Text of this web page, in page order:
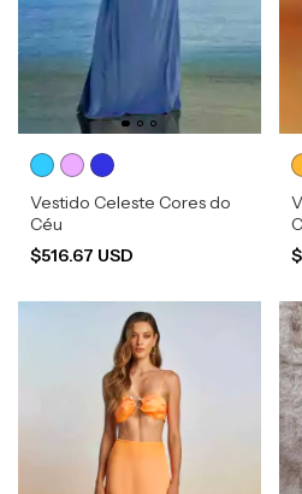
Vestido Celeste Cores do
Céu
$516.67 USD